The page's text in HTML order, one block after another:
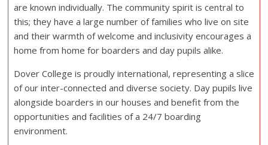
are known individually. The community spirit is central to
this; they have a large number of families who live on site
and their warmth of welcome and inclusivity encourages a
home from home for boarders and day pupils alike.
Dover College is proudly international, representing a slice
of our inter-connected and diverse society. Day pupils live
alongside boarders in our houses and benefit from the
opportunities and facilities of a 24/7 boarding
environment.